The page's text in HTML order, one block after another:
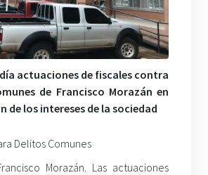
actuaciones de fiscales contra
de Francisco Morazán en
de los intereses de la sociedad
Morazán. Las actuaciones